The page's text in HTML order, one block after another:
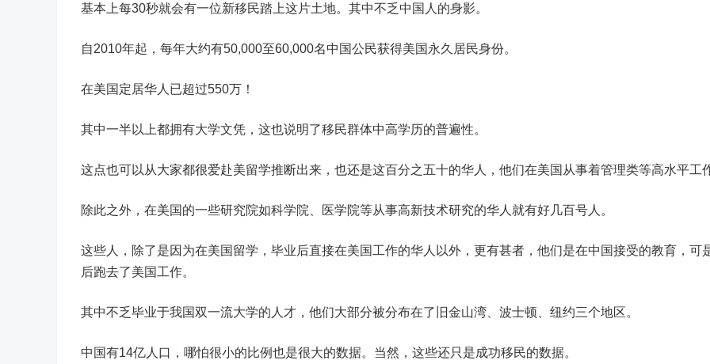
基本上每30秒就会有一位新移民踏上这片土地。其中不乏中国人的身影。
自2010年起，每年大约有50,000至60,000名中国公民获得美国永久居民身份。
在美国定居华人已超过550万！
其中一半以上都拥有大学文凭，这也说明了移民群体中高学历的普遍性。
这点也可以从大家都很爱赴美留学推断出来，也还是这百分之五十的华人，他们在美国从事着管理类等高水平工
除此之外，在美国的一些研究院如科学院、医学院等从事高新技术研究的华人就有好几百号人。
这些人，除了是因为在美国留学，毕业后直接在美国工作的华人以外，更有甚者，他们是在中国接受的教育，可
后跑去了美国工作。
其中不乏毕业于我国双一流大学的人才，他们大部分被分布在了旧金山湾、波士顿、纽约三个地区。
中国有14亿人口，哪怕很小的比例也是很大的数据。当然，这些还只是成功移民的数据。